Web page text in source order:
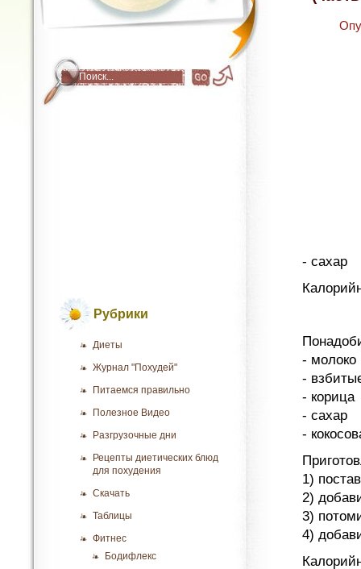
Рубрики
Диеты
Журнал "Похудей"
Питаемся правильно
Полезное Видео
Разгрузочные дни
Рецепты диетических блюд
для похудения
Скачать
Таблицы
Фитнес
Бодифлекс
- сахар
- молоко
-
- корица
- сахар
-
1)
2)
3)
4)